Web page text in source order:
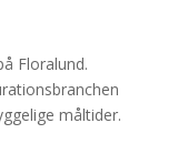
Floralund.
måltider.